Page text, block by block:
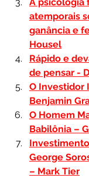
atemporais
ganância e
Housel
Rápido e
de pensar -
O Investidor
Benjamin
O Homem
Babilônia –
George
– Mark Tier